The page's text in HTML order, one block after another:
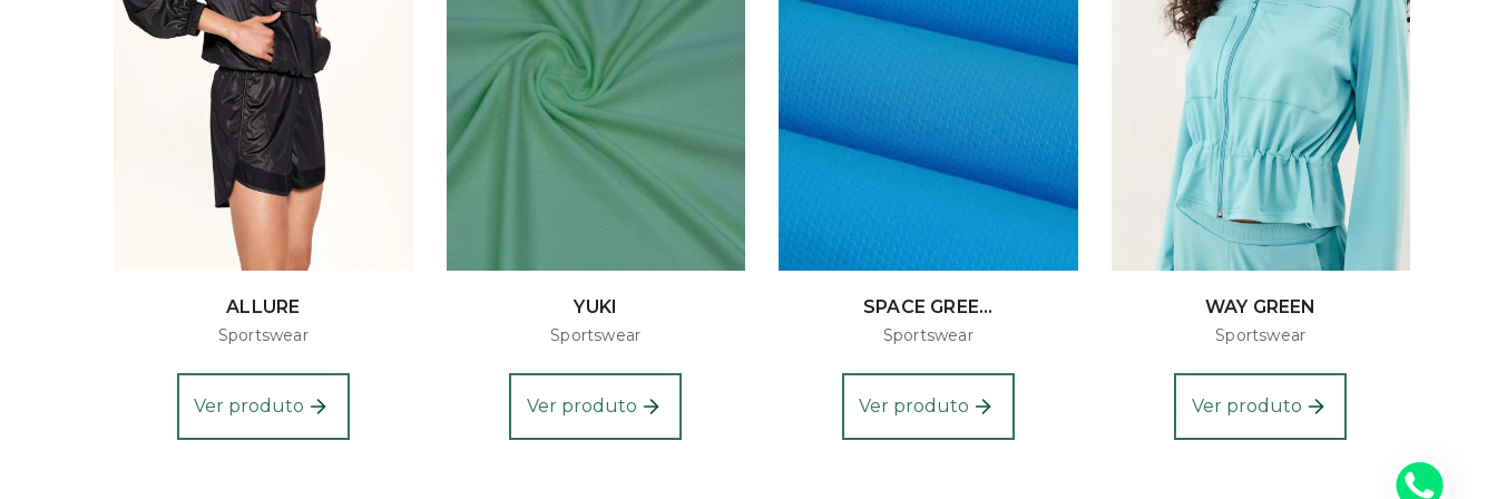
ALLURE
Sportswear
Ver produto
YUKI
Sportswear
Ver produto
SPACE GREE...
Sportswear
Ver produto
WAY GREEN
Sportswear
Ver produto